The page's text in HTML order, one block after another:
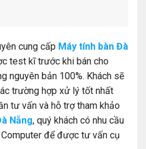
cung cấp Máy tính bàn Đà
test kĩ trước khi bán cho
nguyên bản 100%. Khách sẽ
trường hợp xử lý tốt nhất
tư vấn và hỗ trợ tham khảo
Nẵng, quý khách có nhu cầu
để được tư vấn cụ